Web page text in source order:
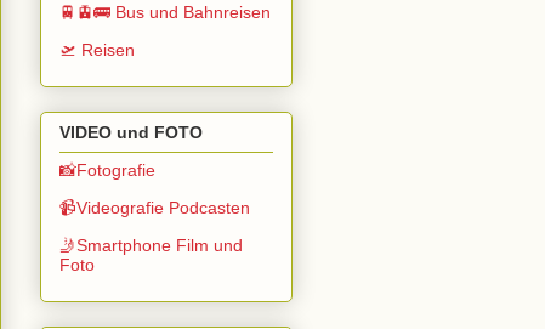
🚆🚊🚌 Bus und Bahnreisen
🛫 Reisen
VIDEO und FOTO
📸Fotografie
📹Videografie Podcasten
🤳Smartphone Film und
Foto